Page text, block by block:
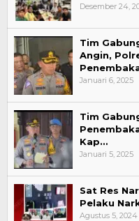
Desember 24,
Tim
Angin,
Januari 6, 2025
Tim
Kap…
Januari 5, 2025
Sat Res
Pelaku
Agustus 5, 2024